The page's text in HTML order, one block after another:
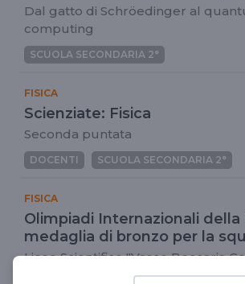
Dal gatto di Schröedinger al
computing
SCUOLA SECONDARIA 2°
FISICA
Scienziate: Fisica
Seconda puntata
DOCENTI SCUOLA SECONDARIA 2°
FISICA
Olimpiadi Internazionali della
medaglia di bronzo per la
italiana
Liceo Scientifico "Vasco Beccaria